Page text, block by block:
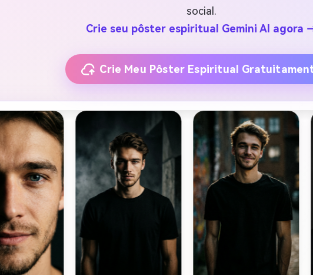
social.
Crie seu pôster espiritual Gemini AI agora
Crie Meu Pôster Espiritual